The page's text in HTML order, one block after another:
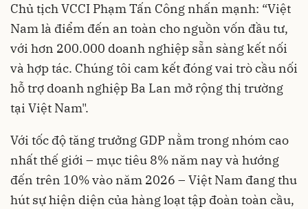
Chủ tịch VCCI Phạm Tấn Công nhấn mạnh: “Việt
Nam là điểm đến an toàn cho nguồn vốn đầu tư,
với hơn 200.000 doanh nghiệp sẵn sàng kết nối
và hợp tác. Chúng tôi cam kết đóng vai trò cầu nối
hỗ trợ doanh nghiệp Ba Lan mở rộng thị trường
tại Việt Nam".
Với tốc độ tăng trưởng GDP nằm trong nhóm cao
nhất thế giới – mục tiêu 8% năm nay và hướng
đến trên 10% vào năm 2026 – Việt Nam đang thu
hút sự hiện diện của hàng loạt tập đoàn toàn cầu,